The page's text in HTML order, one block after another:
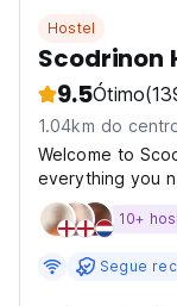
Hostel
Scodrinon
9.5Ótimo
1.04km do
Welcome to
everything you
experience in
our historic10+
Segue